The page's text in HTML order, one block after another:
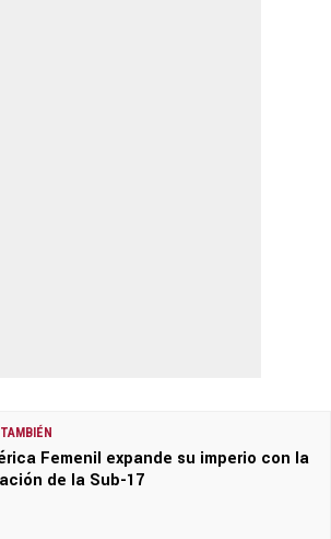
Femenil expande su imperio con la
de la Sub-17